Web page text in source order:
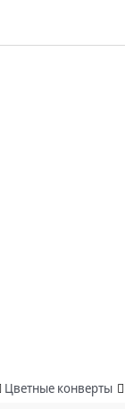
Цветные конверты